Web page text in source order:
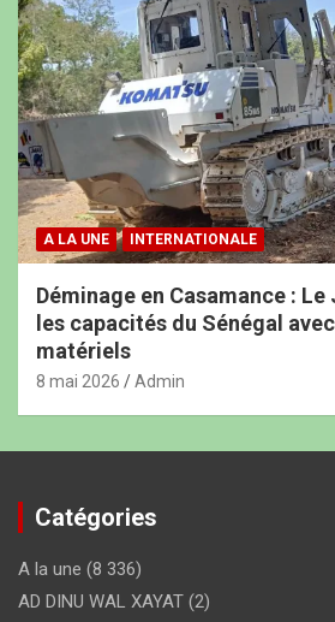
A LA UNE INTERNATIONALE
Déminage en Casamance :
les capacités du Sénégal
matériels
8 mai 2026 Admin
Catégories
A la une (8 336)
AD DINU WAL XAYAT (2)